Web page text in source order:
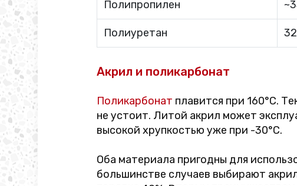
Полипропилен
Полиуретан
Акрил и поликарбонат
Поликарбонат плавится при 160°C.
не устоит. Литой акрил может
высокой хрупкостью уже при -30°С.
Оба материала пригодны для
большинстве случаев выбирают